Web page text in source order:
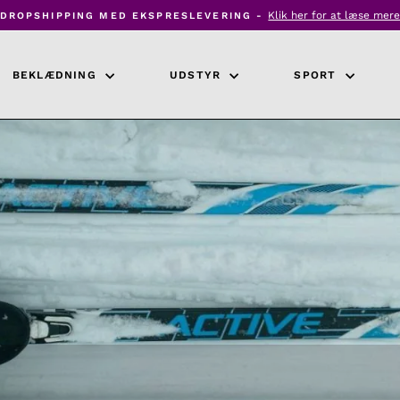
Pause
DROPSHIPPING MED EKSPRESLEVERING - Klik her for at læse mere
BEKLÆDNING UDSTYR SPORT